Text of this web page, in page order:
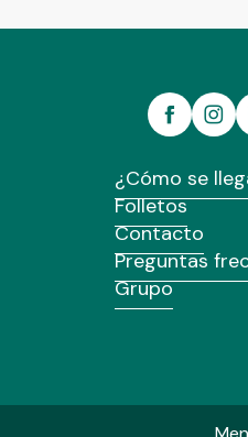
¿Cómo se
Folletos
Contacto
Preguntas
Grupo